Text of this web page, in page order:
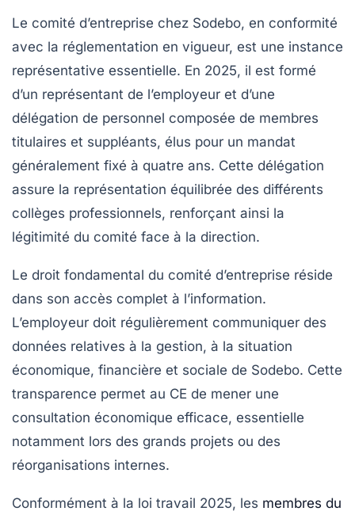
Le comité d’entreprise chez Sodebo, en conformité
avec la réglementation en vigueur, est une instance
représentative essentielle. En 2025, il est formé
d’un représentant de l’employeur et d’une
délégation de personnel composée de membres
titulaires et suppléants, élus pour un mandat
généralement fixé à quatre ans. Cette délégation
assure la représentation équilibrée des différents
collèges professionnels, renforçant ainsi la
légitimité du comité face à la direction.
Le droit fondamental du comité d’entreprise réside
dans son accès complet à l’information.
L’employeur doit régulièrement communiquer des
données relatives à la gestion, à la situation
économique, financière et sociale de Sodebo. Cette
transparence permet au CE de mener une
consultation économique efficace, essentielle
notamment lors des grands projets ou des
réorganisations internes.
Conformément à la loi travail 2025, les membres du